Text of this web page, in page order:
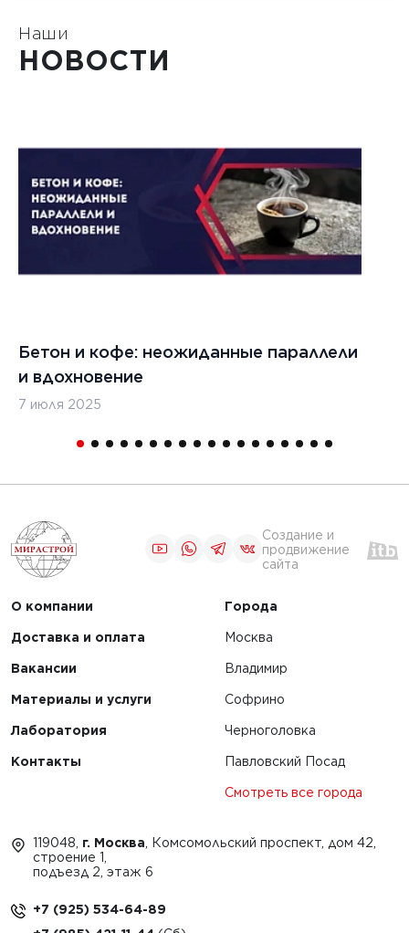
Наши
НОВОСТИ
Бетон и кофе: неожиданные параллели
и вдохновение
7 июля 2025
Создание и
продвижение
сайта
О компании
Доставка и оплата
Вакансии
Материалы и услуги
Лаборатория
Контакты
Города
Москва
Владимир
Софрино
Черноголовка
Павловский Посад
Смотреть все города
119048, г. Москва , Комсомольский проспект, дом 42,
строение 1,
подъезд 2, этаж 6
+7 (925) 534-64-89